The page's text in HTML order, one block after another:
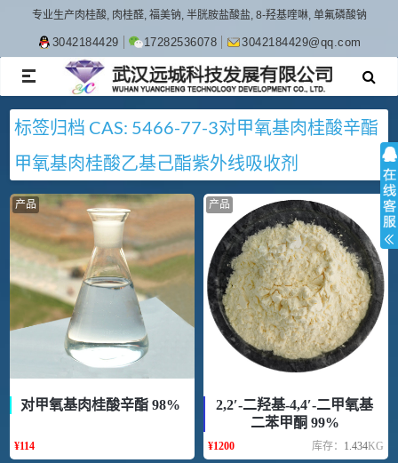
专业生产肉桂酸, 肉桂醛, 福美钠, 半胱胺盐酸盐, 8-羟基喹啉, 单氟磷酸钠
3042184429 17282536078 3042184429@qq.com
TOGGLE
NAVIGATION
标签归档 CAS: 5466-77-3对甲氧基肉桂酸辛酯
甲氧基肉桂酸乙基己酯紫外线吸收剂
产品
对甲氧基肉桂酸辛酯 98%
¥114
产品
2,2′-二羟基-4,4′-二甲氧基
二苯甲酮 99%
¥1200 库存： 1.434KG